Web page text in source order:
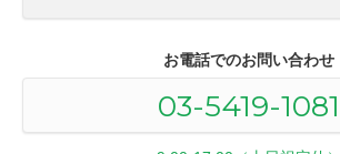
お電話でのお問い合わせ
03-5419-1081